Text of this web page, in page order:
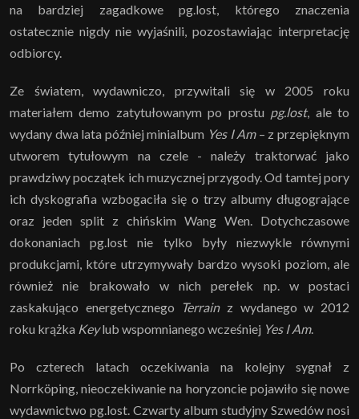
na bardziej zagadkowe pg.lost, którego znaczenia
ostatecznie nigdy nie wyjaśnili, pozostawiając interpretację
odbiorcy.
Ze światem, wydawniczo, przywitali się w 2005 roku
materiałem demo zatytułowanym po prostu pg.lost, ale to
wydany dwa lata później minialbum Yes I Am– z przepięknym
utworem tytułowym na czele - należy traktorwać jako
prawdziwy początek ich muzycznej przygody. Od tamtej pory
ich dyskografia wzbogaciła się o trzy albumy długogrające
oraz jeden split z chińskim Wang Wen. Dotychczasowe
dokonaniach pg.lost nie tylko były niezwykle równymi
produkcjami, które utrzymywały bardzo wysoki poziom, ale
również nie brakowało w nich perełek np. w postaci
zaskakująco energetycznego
Terrainz wydanego w 2012
roku krążka Keylub wspomnianego wcześniej Yes I Am.
Po czterech latach oczekiwania na kolejny sygnał z
Norrköping, nieoczekiwanie na horyzoncie pojawiło się nowe
wydawnictwo pg.lost. Czwarty album studyjny Szwedów nosi